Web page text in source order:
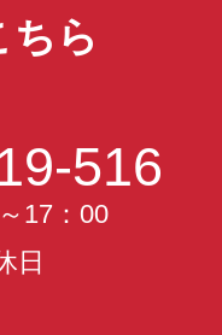
ちら
516
17：00
日